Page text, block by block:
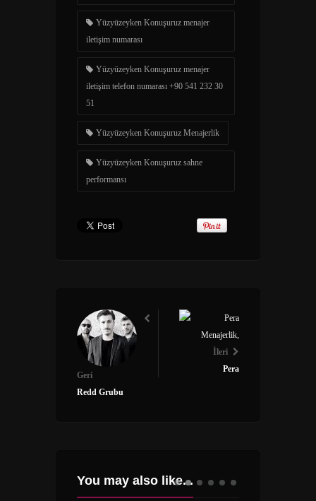
Yüzyüzeyken Konuşuruz menajer
iletişim numarası
Yüzyüzeyken Konuşuruz menajer
iletişim telefon numarası +90 541 232 30
51
Yüzyüzeyken Konuşuruz Menajerlik
Yüzyüzeyken Konuşuruz sahne
performansı
Geri
Redd Grubu
İleri
Pera
You may also like...